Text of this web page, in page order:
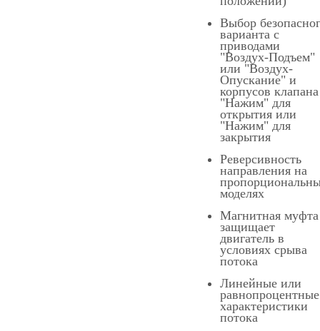
Выбор
варианта с
приводами
"Воздух-Подъем"
или "Воздух-
Опускание" и
корпусов клапана
"Нажим" для
открытия или
"Нажим" для
закрытия
Реверсивность
направления на
моделях
Магнитная муфта
защищает
двигатель в
условиях срыва
потока
Линейные или
равнопроцентные
характеристики
потока